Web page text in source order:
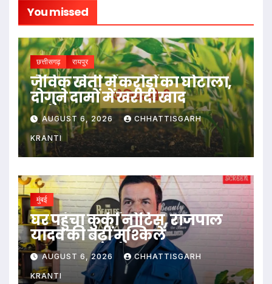
You missed
छत्तीसगढ़ रायपुर
जैविक खेती में करोड़ों का घोटाला,
दोगुने दामों में खरीदी खाद
AUGUST 6, 2026 CHHATTISGARH
KRANTI
मुंबई
घर पहुंचा कुर्की नोटिस, राजपाल
यादव की बढ़ीं मुश्किलें
AUGUST 6, 2026 CHHATTISGARH
KRANTI